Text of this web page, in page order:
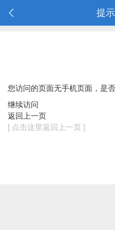
提
您访问的页面无手机页面，是
继续访问
返回上一页
[ 点击这里返回上一页 ]